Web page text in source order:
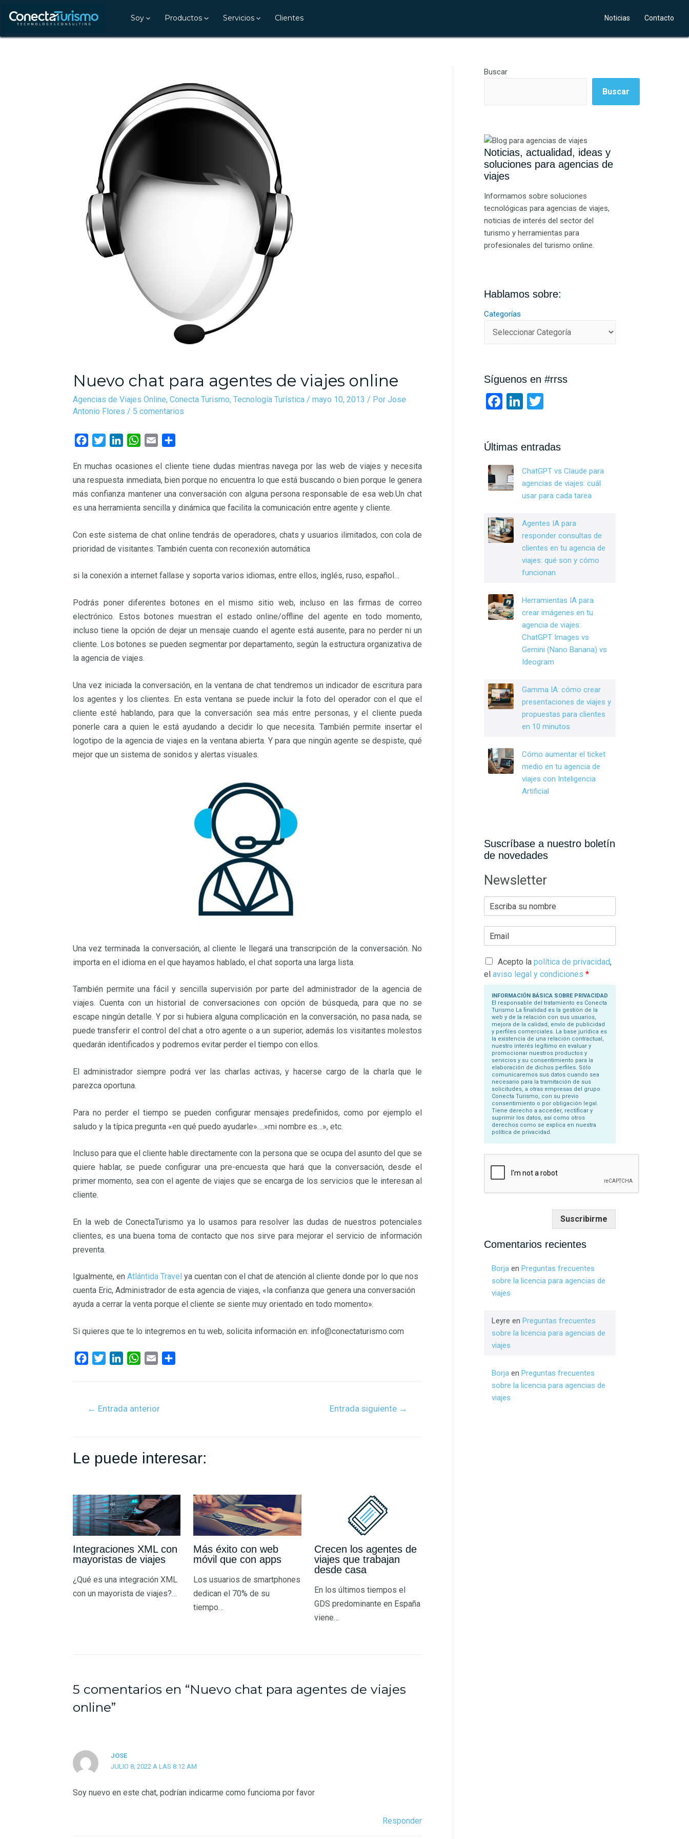
Soy Productos Servicios Clientes Noticias Contacto
Nuevo chat para agentes de viajes online
Agencias de Viajes Online, Conecta Turismo, Tecnología Turística / mayo 10, 2013 / Por Jose
Antonio Flores / 5 comentarios
c
e
b
o
k
i
t
t
e
n
k
e
d
n
W
a
t
s
A
p
a
i
l
m
p
a
r
i
r
En muchas ocasiones el cliente tiene dudas mientras navega por las web de viajes y necesita
una respuesta inmediata, bien porque no encuentra lo que está buscando o bien porque le genera
más confianza mantener una conversación con alguna persona responsable de esa web.Un chat
es una herramienta sencilla y dinámica que facilita la comunicación entre agente y cliente.
Con este sistema de chat online tendrás de operadores, chats y usuarios ilimitados, con cola de
prioridad de visitantes. También cuenta con reconexión automática
si la conexión a internet fallase y soporta varios idiomas, entre ellos, inglés, ruso, español…
Podrás poner diferentes botones en el mismo sitio web, incluso en las firmas de correo
electrónico. Estos botones muestran el estado online/offline del agente en todo momento,
incluso tiene la opción de dejar un mensaje cuando el agente está ausente, para no perder ni un
cliente. Los botones se pueden segmentar por departamento, según la estructura organizativa de
la agencia de viajes.
Una vez iniciada la conversación, en la ventana de chat tendremos un indicador de escritura para
los agentes y los clientes. En esta ventana se puede incluir la foto del operador con el que el
cliente esté hablando, para que la conversación sea más entre personas, y el cliente pueda
ponerle cara a quien le está ayudando a decidir lo que necesita. También permite insertar el
logotipo de la agencia de viajes en la ventana abierta. Y para que ningún agente se despiste, qué
mejor que un sistema de sonidos y alertas visuales.
Una vez terminada la conversación, al cliente le llegará una transcripción de la conversación. No
importa en el idioma en el que hayamos hablado, el chat soporta una larga lista.
También permite una fácil y sencilla supervisión por parte del administrador de la agencia de
viajes. Cuenta con un historial de conversaciones con opción de búsqueda, para que no se
escape ningún detalle. Y por si hubiera alguna complicación en la conversación, no pasa nada, se
puede transferir el control del chat a otro agente o a un superior, además los visitantes molestos
quedarán identificados y podremos evitar perder el tiempo con ellos.
El administrador siempre podrá ver las charlas activas, y hacerse cargo de la charla que le
parezca oportuna.
Para no perder el tiempo se pueden configurar mensajes predefinidos, como por ejemplo el
saludo y la típica pregunta «en qué puedo ayudarle»….»mi nombre es…», etc.
Incluso para que el cliente hable directamente con la persona que se ocupa del asunto del que se
quiere hablar, se puede configurar una pre-encuesta que hará que la conversación, desde el
primer momento, sea con el agente de viajes que se encarga de los servicios que le interesan al
cliente.
En la web de ConectaTurismo ya lo usamos para resolver las dudas de nuestros potenciales
clientes, es una buena toma de contacto que nos sirve para mejorar el servicio de información
preventa.
Igualmente, en Atlántida Travel ya cuentan con el chat de atención al cliente donde por lo que nos
cuenta Eric, Administrador de esta agencia de viajes, «la confianza que genera una conversación
ayuda a cerrar la venta porque el cliente se siente muy orientado en todo momento».
Si quieres que te lo integremos en tu web, solicita información en: info@conectaturismo.com
b
t
e
n
W
s
p
l
r
← Entrada anterior Entrada siguiente →
Le puede interesar:
Integraciones XML con
mayoristas de viajes
¿Qué es una integración XML
con un mayorista de viajes?…
Más éxito con web
móvil que con apps
Los usuarios de smartphones
dedican el 70% de su
tiempo…
Crecen los agentes de
viajes que trabajan
desde casa
En los últimos tiempos el
GDS predominante en España
viene…
5 comentarios en “Nuevo chat para agentes de viajes
online”
JOSE
JULIO 8, 2022 A LAS 8:12 AM
Soy nuevo en este chat, podrían indicarme como funcioma por favor
Responder
Buscar
Buscar
Noticias, actualidad, ideas y
soluciones para agencias de
viajes
Informamos sobre soluciones
tecnológicas para agencias de viajes,
noticias de interés del sector del
turismo y herramientas para
profesionales del turismo online.
Hablamos sobre:
Categorías
Síguenos en #rrss
F
b
o
o
Li
dI
n
er
Últimas entradas
ChatGPT vs Claude para
agencias de viajes: cuál
usar para cada tarea
Agentes IA para
responder consultas de
clientes en tu agencia de
viajes: qué son y cómo
funcionan
Herramientas IA para
crear imágenes en tu
agencia de viajes:
ChatGPT Images vs
Gemini (Nano Banana) vs
Ideogram
Gamma IA: cómo crear
presentaciones de viajes y
propuestas para clientes
en 10 minutos
Cómo aumentar el ticket
medio en tu agencia de
viajes con Inteligencia
Artificial
Suscríbase a nuestro boletín
de novedades
Newsletter
c
a
u
o
m
a
Acepto la política de privacidad,
el aviso legal y condiciones *
INFORMACIÓN BÁSICA SOBRE PRIVACIDAD
El responsable del tratamiento es Conecta
Turismo La finalidad es la gestión de la
web y de la relación con sus usuarios,
mejora de la calidad, envío de publicidad
y perfiles comerciales. La base jurídica es
la existencia de una relación contractual,
nuestro interés legítimo en evaluar y
promocionar nuestros productos y
servicios y su consentimiento para la
elaboración de dichos perfiles. Sólo
comunicaremos sus datos cuando sea
necesario para la tramitación de sus
solicitudes, a otras empresas del grupo
Conecta Turismo, con su previo
consentimiento o por obligación legal.
Tiene derecho a acceder, rectificar y
suprimir los datos, así como otros
derechos como se explica en nuestra
política de privacidad.
Suscribirme
Comentarios recientes
Borja en Preguntas frecuentes
sobre la licencia para agencias de
viajes
Leyre en Preguntas frecuentes
sobre la licencia para agencias de
viajes
Borja en Preguntas frecuentes
sobre la licencia para agencias de
viajes